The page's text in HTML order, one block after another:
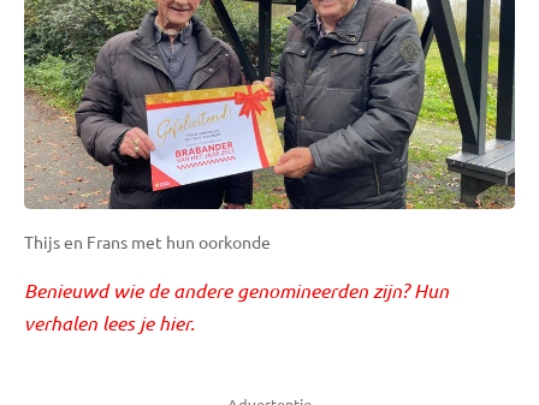
Thijs en Frans met hun oorkonde
Benieuwd wie de andere genomineerden zijn? Hun
verhalen lees je hier.